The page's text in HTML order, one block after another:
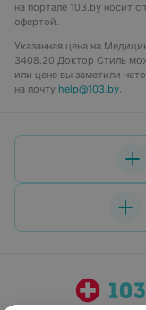
на портале 103.by носит
офертой.
Указанная цена на
3408.20 Доктор Стиль
или цене вы заметили
на почту help@103.by.